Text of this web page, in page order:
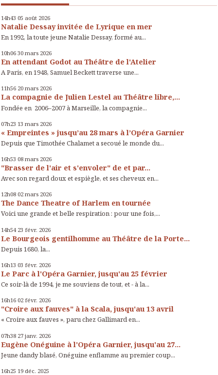
14h43 05 août 2026
Natalie Dessay invitée de Lyrique en mer
En 1992, la toute jeune Natalie Dessay, formé au...
10h06 30 mars 2026
En attendant Godot au Théâtre de l'Atelier
A Paris, en 1948, Samuel Beckett traverse une...
11h56 20 mars 2026
La compagnie de Julien Lestel au Théâtre libre,...
Fondée en 2006–2007 à Marseille, la compagnie...
07h23 13 mars 2026
« Empreintes » jusqu’au 28 mars à l’Opéra Garnier
Depuis que Timothée Chalamet a secoué le monde du...
16h53 08 mars 2026
"Brasser de l'air et s'envoler" de et par...
Avec son regard doux et espiègle, et ses cheveux en...
12h08 02 mars 2026
The Dance Theatre of Harlem en tournée
Voici une grande et belle respiration : pour une fois,...
14h54 23 févr. 2026
Le Bourgeois gentilhomme au Théâtre de la Porte...
Depuis 1680, la...
16h13 03 févr. 2026
Le Parc à l'Opéra Garnier, jusqu'au 25 février
Ce soir-là de 1994, je me souviens de tout, et - à la...
16h16 02 févr. 2026
"Croire aux fauves" à la Scala, jusqu'au 13 avril
« Croire aux fauves », paru chez Gallimard en...
07h38 27 janv. 2026
Eugène Onéguine à l'Opéra Garnier, jusqu'au 27...
Jeune dandy blasé, Onéguine enflamme au premier coup...
16h25 19 déc. 2025